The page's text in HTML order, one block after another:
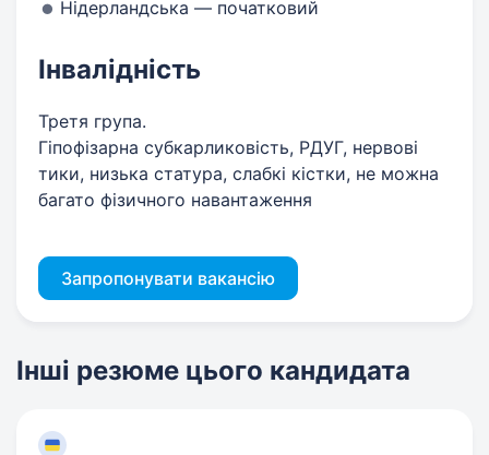
Нідерландська — початковий
Інвалідність
Третя група.
Гіпофізарна субкарликовість, РДУГ, нервові
тики, низька статура, слабкі кістки, не можна
багато фізичного навантаження
Запропонувати вакансію
Інші резюме цього кандидата